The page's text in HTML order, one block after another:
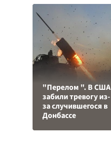
"Перелом ". В США
забили тревогу из-
за случившегося в
Донбассе